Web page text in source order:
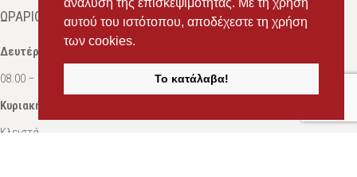
αυτού του ιστότοπου, αποδέχεστε τη χρήση
των cookies.
Το κατάλαβα!
ΩΡΆΡΙΟ
Δευτέρα-Σάββατο:
08.00 – 16.00
Κυριακή:
Κλειστά